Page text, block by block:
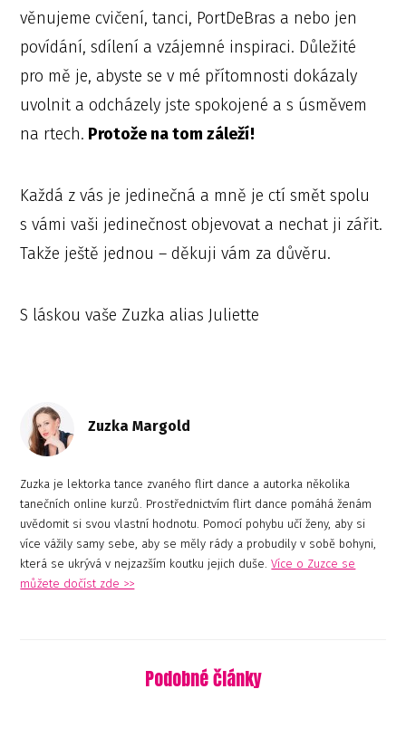
věnujeme cvičení, tanci, PortDeBras a nebo jen
povídání, sdílení a vzájemné inspiraci. Důležité
pro mě je, abyste se v mé přítomnosti dokázaly
uvolnit a odcházely jste spokojené a s úsměvem
na rtech. Protože na tom záleží!
Každá z vás je jedinečná a mně je ctí smět spolu
s vámi vaši jedinečnost objevovat a nechat ji zářit.
Takže ještě jednou – děkuji vám za důvěru.
S láskou vaše Zuzka alias Juliette
Zuzka Margold
Zuzka je lektorka tance zvaného flirt dance a autorka několika
tanečních online kurzů. Prostřednictvím flirt dance pomáhá ženám
uvědomit si svou vlastní hodnotu. Pomocí pohybu učí ženy, aby si
více vážily samy sebe, aby se měly rády a probudily v sobě bohyni,
která se ukrývá v nejzazším koutku jejich duše.Více o Zuzce se
můžete dočíst zde >>
Podobné články